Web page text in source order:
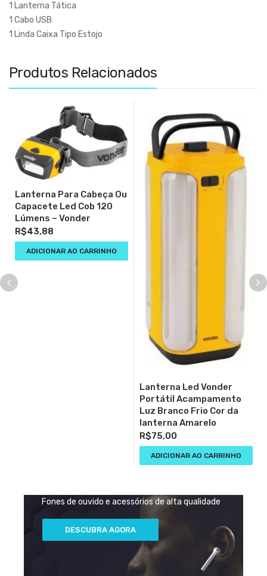
1 Lanterna Tática
1 Cabo USB
1 Linda Caixa Tipo Estojo
Produtos Relacionados
Lanterna Para Cabeça Ou
Capacete Led Cob 120
Lúmens – Vonder
R$43,88
ADICIONAR AO CARRINHO
Lanterna Led Vonder
Portátil Acampamento
Luz Branco Frio Cor da
lanterna Amarelo
R$75,00
ADICIONAR AO CARRINHO
ENGRENAGEM 360
Fones de ouvido e acessórios de alta qualidade
DESCUBRA AGORA